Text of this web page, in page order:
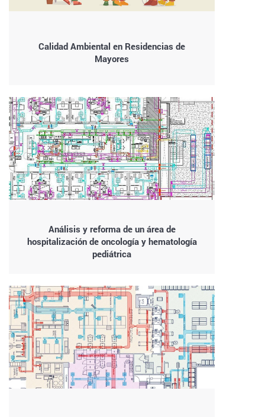
Calidad Ambiental en Residencias de
Mayores
Análisis y reforma de un área de
hospitalización de oncología y hematología
pediátrica